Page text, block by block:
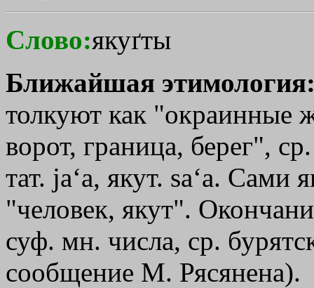
Слово:якуґты
Ближайшая
толкуют как "окраинные
ворот, граница, берег",
тат. jа‘а, якут. sа‘а. Сами
"человек, якут".
суф. мн. числа, ср.
сообщение М. Рясянена).